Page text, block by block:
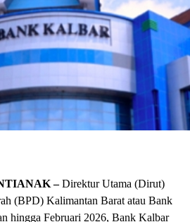
–Direktur Utama (Dirut)
(BPD) Kalimantan Barat atau Bank
hingga Februari 2026, Bank Kalbar